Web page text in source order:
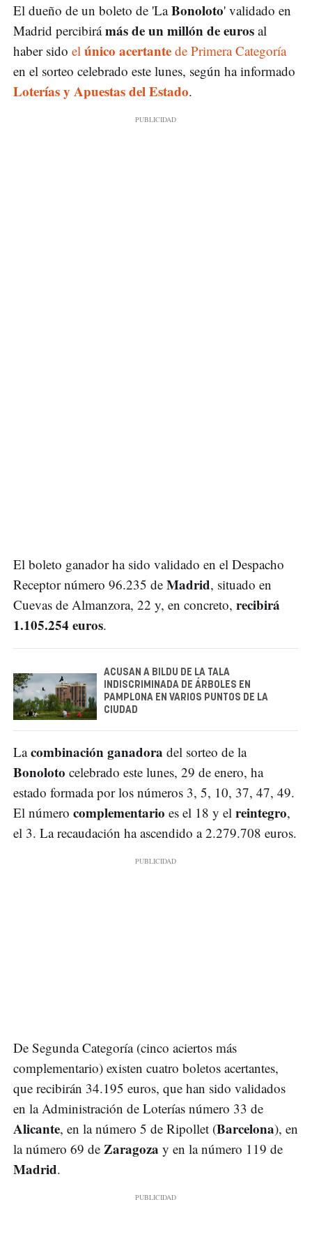
El dueño de un boleto de 'LaBonoloto' validado en
Madrid percibirámás de un millón de euros al
haber sido el único acertante de Primera Categoría
en el sorteo celebrado este lunes, según ha informado
Loterías y Apuestas del Estado.
El boleto ganador ha sido validado en el Despacho
Receptor número 96.235 de Madrid, situado en
Cuevas de Almanzora, 22 y, en concreto, recibirá
1.105.254 euros.
ACUSAN A BILDU DE LA TALA
INDISCRIMINADA DE ÁRBOLES EN
PAMPLONA EN VARIOS PUNTOS DE LA
CIUDAD
Lacombinación ganadora del sorteo de la
Bonoloto celebrado este lunes, 29 de enero, ha
estado formada por los números 3, 5, 10, 37, 47, 49.
El número complementario es el 18 y el reintegro,
el 3. La recaudación ha ascendido a 2.279.708 euros.
De Segunda Categoría (cinco aciertos más
complementario) existen cuatro boletos acertantes,
que recibirán 34.195 euros, que han sido validados
en la Administración de Loterías número 33 de
Alicante, en la número 5 de Ripollet (Barcelona), en
la número 69 de Zaragoza y en la número 119 de
Madrid.